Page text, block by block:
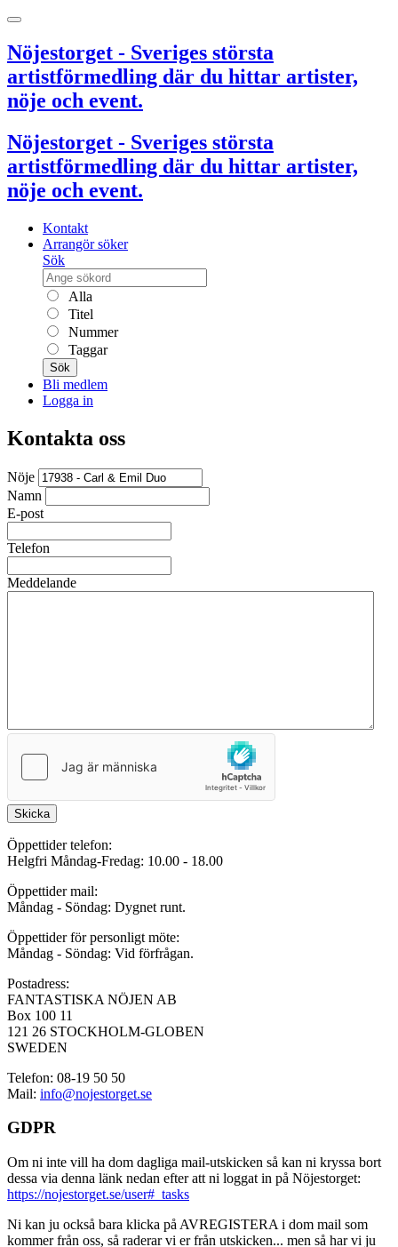
Nöjestorget - Sveriges största
artistförmedling där du hittar artister,
nöje och event.
Nöjestorget - Sveriges största
artistförmedling där du hittar artister,
nöje och event.
Kontakt
Arrangör söker
Sök
Alla
Titel
Nummer
Taggar
Sök
Bli medlem
Logga in
Kontakta oss
Nöje
Namn
E-post
Telefon
Meddelande
Skicka
Öppettider telefon:
Helgfri Måndag-Fredag: 10.00 - 18.00
Öppettider mail:
Måndag - Söndag: Dygnet runt.
Öppettider för personligt möte:
Måndag - Söndag: Vid förfrågan.
Postadress:
FANTASTISKA NÖJEN AB
Box 100 11
121 26 STOCKHOLM-GLOBEN
SWEDEN
Telefon: 08-19 50 50
Mail: info@nojestorget.se
GDPR
Om ni inte vill ha dom dagliga mail-utskicken så kan ni kryssa bort
dessa via denna länk nedan efter att ni loggat in på Nöjestorget:
https://nojestorget.se/user#_tasks
Ni kan ju också bara klicka på AVREGISTERA i dom mail som
kommer från oss, så raderar vi er från utskicken... men så har vi ju